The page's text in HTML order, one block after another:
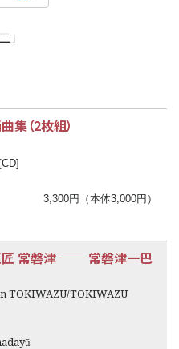
」
（2枚組）
3,300円（本体3,000円）
常磐津── 常磐津一巴
TOKIWAZU/TOKIWAZU